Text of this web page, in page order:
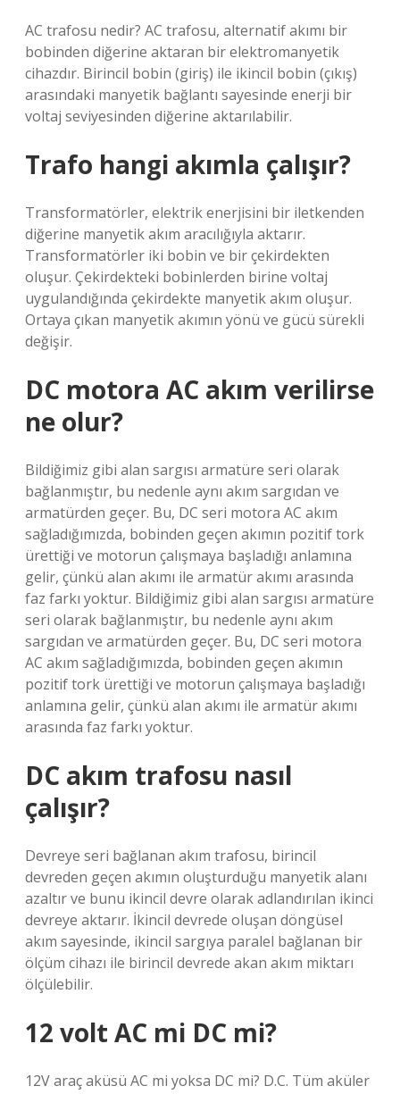
AC trafosu nedir? AC trafosu, alternatif akımı bir
bobinden diğerine aktaran bir elektromanyetik
cihazdır. Birincil bobin (giriş) ile ikincil bobin (çıkış)
arasındaki manyetik bağlantı sayesinde enerji bir
voltaj seviyesinden diğerine aktarılabilir.
Trafo hangi akımla çalışır?
Transformatörler, elektrik enerjisini bir iletkenden
diğerine manyetik akım aracılığıyla aktarır.
Transformatörler iki bobin ve bir çekirdekten
oluşur. Çekirdekteki bobinlerden birine voltaj
uygulandığında çekirdekte manyetik akım oluşur.
Ortaya çıkan manyetik akımın yönü ve gücü sürekli
değişir.
DC motora AC akım verilirse
ne olur?
Bildiğimiz gibi alan sargısı armatüre seri olarak
bağlanmıştır, bu nedenle aynı akım sargıdan ve
armatürden geçer. Bu, DC seri motora AC akım
sağladığımızda, bobinden geçen akımın pozitif tork
ürettiği ve motorun çalışmaya başladığı anlamına
gelir, çünkü alan akımı ile armatür akımı arasında
faz farkı yoktur. Bildiğimiz gibi alan sargısı armatüre
seri olarak bağlanmıştır, bu nedenle aynı akım
sargıdan ve armatürden geçer. Bu, DC seri motora
AC akım sağladığımızda, bobinden geçen akımın
pozitif tork ürettiği ve motorun çalışmaya başladığı
anlamına gelir, çünkü alan akımı ile armatür akımı
arasında faz farkı yoktur.
DC akım trafosu nasıl
çalışır?
Devreye seri bağlanan akım trafosu, birincil
devreden geçen akımın oluşturduğu manyetik alanı
azaltır ve bunu ikincil devre olarak adlandırılan ikinci
devreye aktarır. İkincil devrede oluşan döngüsel
akım sayesinde, ikincil sargıya paralel bağlanan bir
ölçüm cihazı ile birincil devrede akan akım miktarı
ölçülebilir.
12 volt AC mi DC mi?
12V araç aküsü AC mi yoksa DC mi? D.C. Tüm aküler